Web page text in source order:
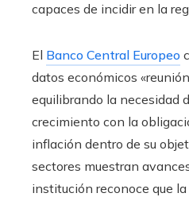
capaces de incidir en la
El Banco Central Europeo
datos económicos
equilibrando la necesidad
crecimiento con la
inflación dentro de su
sectores muestran
institución reconoce que